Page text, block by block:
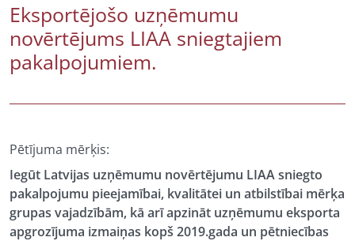
Eksportējošo uzņēmumu
novērtējums LIAA sniegtajiem
pakalpojumiem.
Pētījuma mērķis:
Iegūt Latvijas uzņēmumu novērtējumu LIAA sniegto
pakalpojumu pieejamībai, kvalitātei un atbilstībai mērķa
grupas vajadzībām, kā arī apzināt uzņēmumu eksporta
apgrozījuma izmaiņas kopš 2019.gada un pētniecības